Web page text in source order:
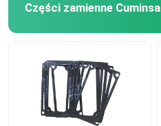
Części zamienne Cuminsa